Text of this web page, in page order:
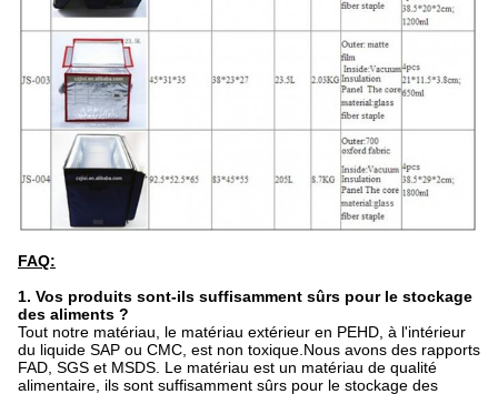
FAQ:
1. Vos produits sont-ils suffisamment sûrs pour le stockage
des aliments ?
Tout notre matériau, le matériau extérieur en PEHD, à l'intérieur
du liquide SAP ou CMC, est non toxique.Nous avons des rapports
FAD, SGS et MSDS. Le matériau est un matériau de qualité
alimentaire, ils sont suffisamment sûrs pour le stockage des